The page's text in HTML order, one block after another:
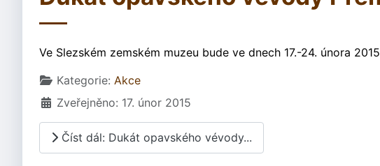
Ve Slezském zemském muzeu bude ve dnech 17.-24. února
Základní údaje
Kategorie: Akce
Zveřejněno: 17. únor 2015
Číst dál: Dukát opavského vévody...